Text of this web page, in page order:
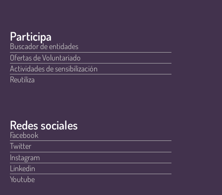
Participa
Buscador de entidades
Ofertas de Voluntariado
Actividades de sensibilización
Reutiliza
Redes sociales
Facebook
Twitter
Instagram
Linkedin
Youtube